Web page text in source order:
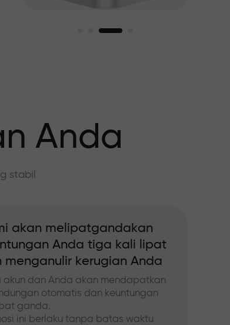
Anda
stabil
akan melipatgandakan
Anda tiga kali lipat
menganulir kerugian Anda
akun dan Anda akan mendapatkan
otomatis dan keuntungan
ganda.
ini berlaku tanpa batas waktu